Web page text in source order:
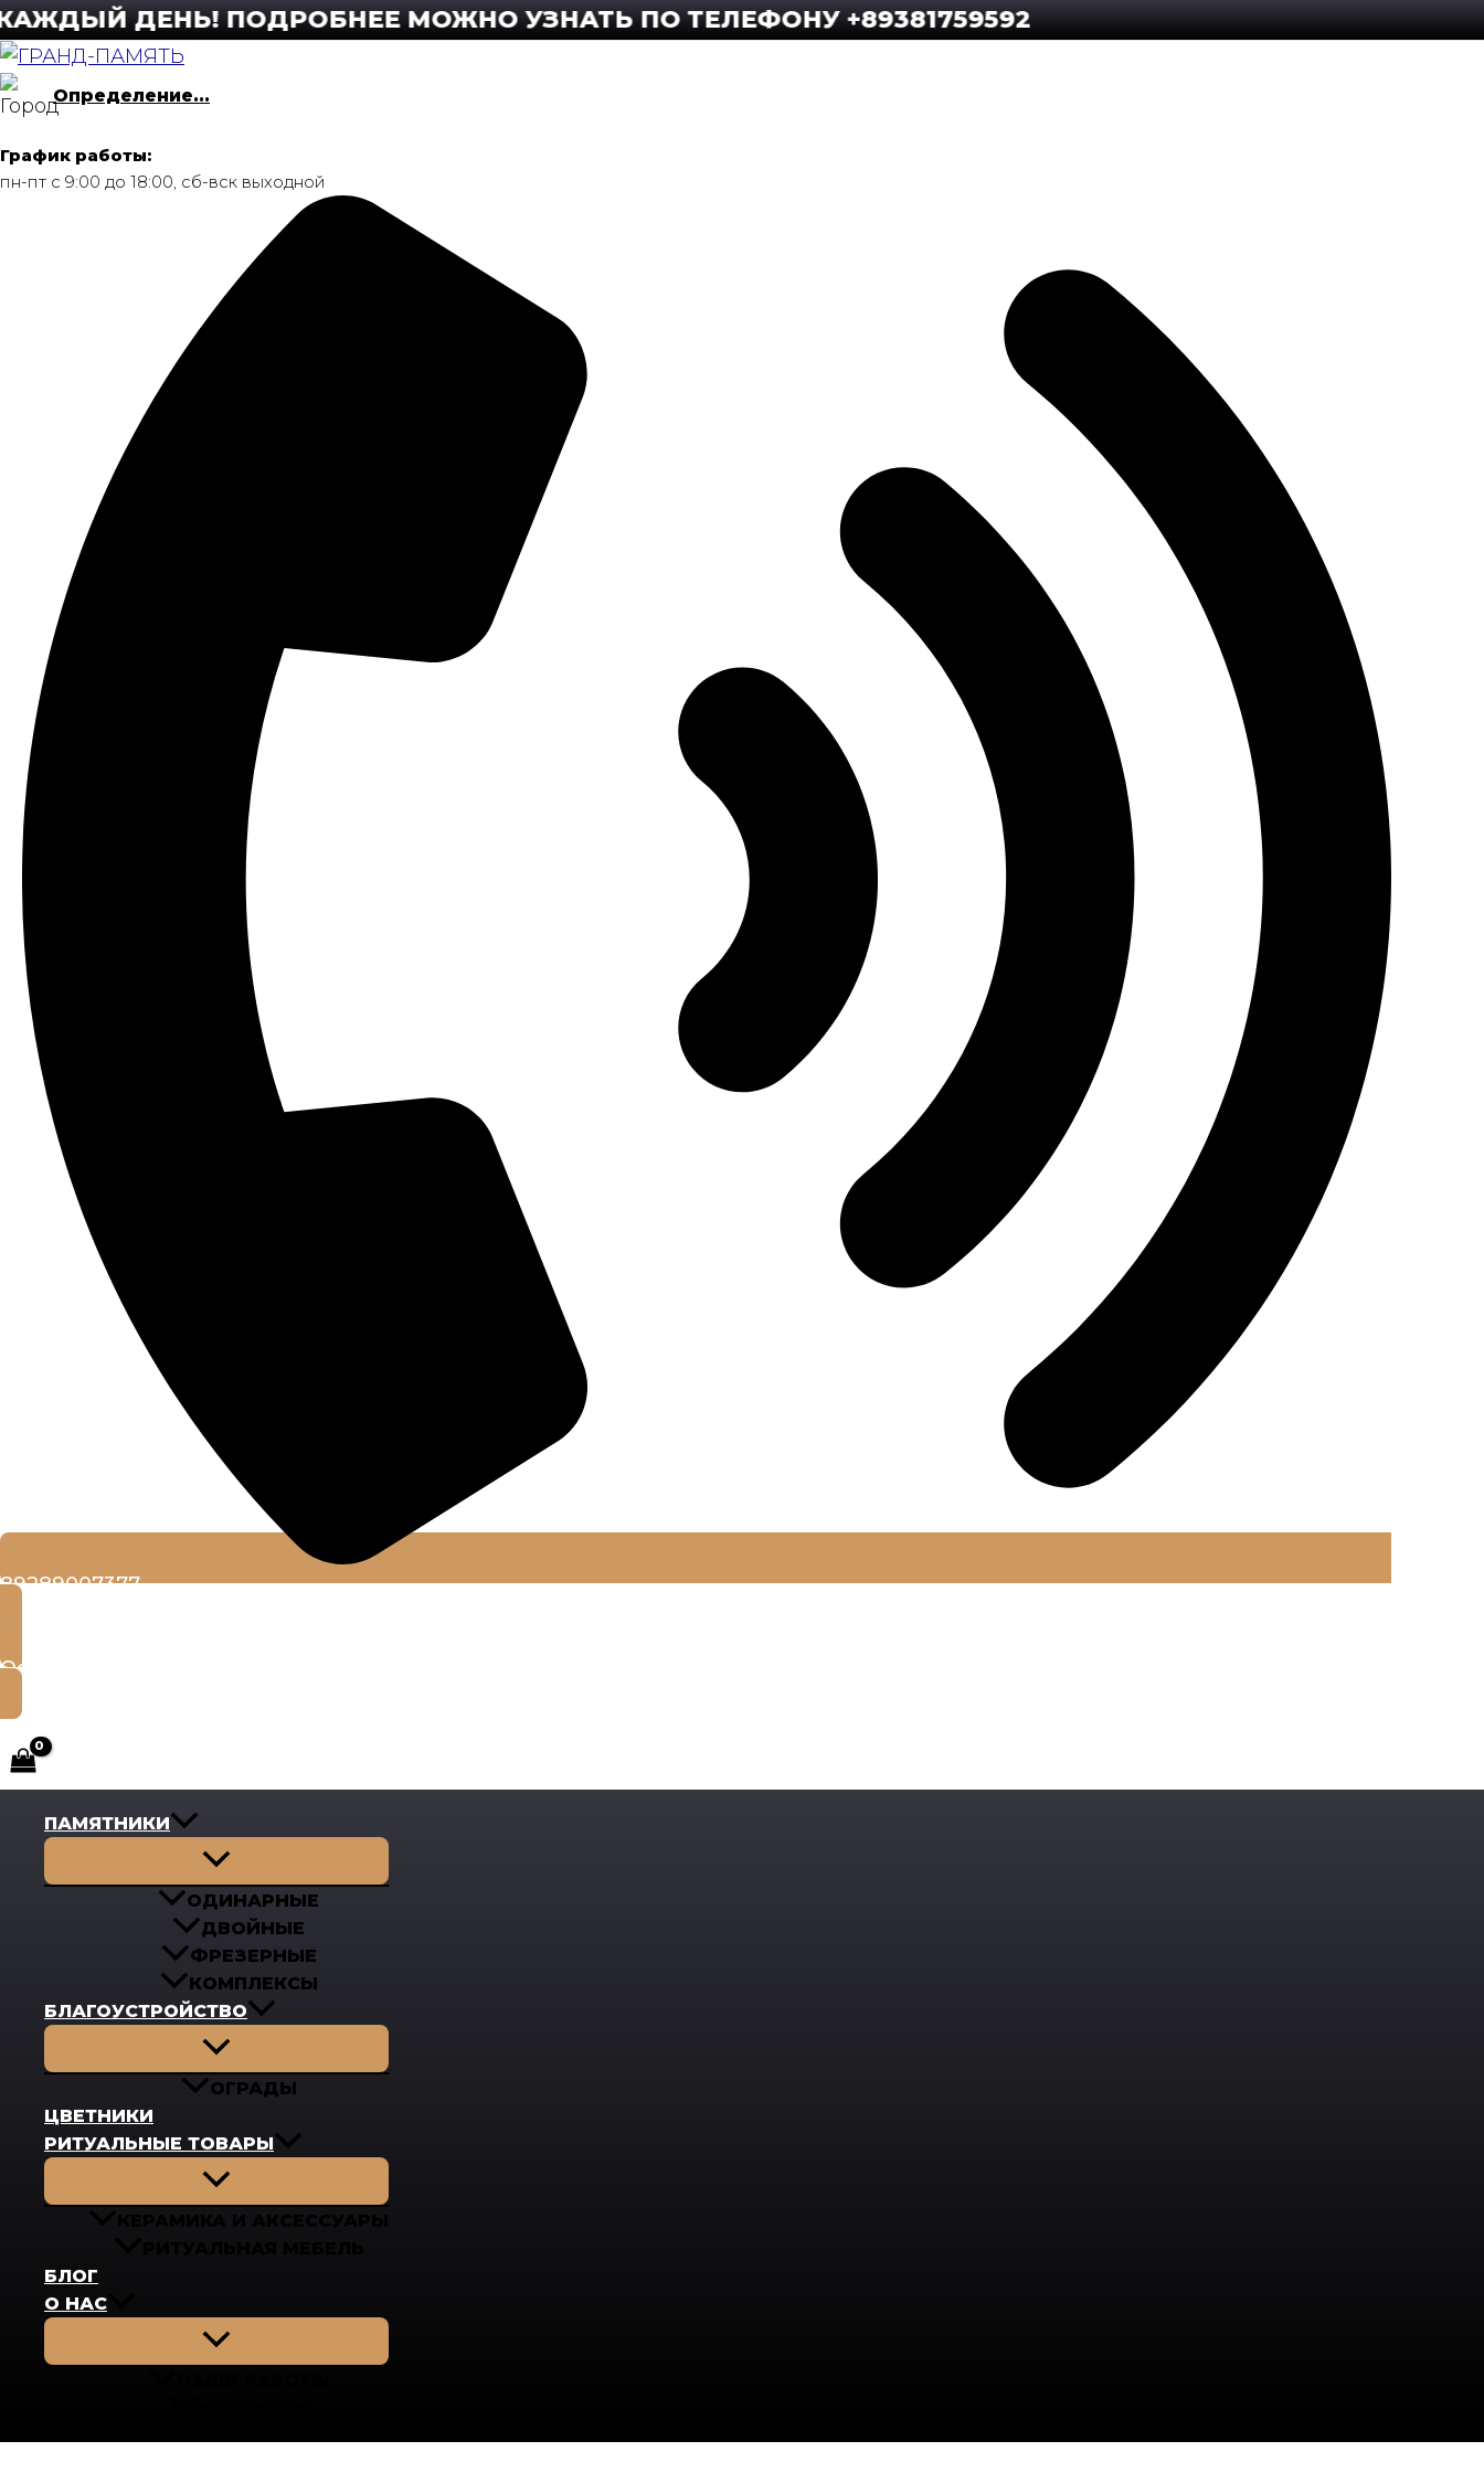
Перейти
к
содержимому
ДЕНЬ! ПОДРОБНЕЕ МОЖНО УЗНАТЬ ПО ТЕЛЕФОНУ +89381759592
Определение...
График работы:
пн-пт с 9:00 до 18:00, сб-вск выходной
89289007377
Оставить заявку
ПАМЯТНИКИ
Переключатель
меню
ОДИНАРНЫЕ
ДВОЙНЫЕ
ФРЕЗЕРНЫЕ
КОМПЛЕКСЫ
БЛАГОУСТРОЙСТВО
Переключатель
меню
ОГРАДЫ
ЦВЕТНИКИ
РИТУАЛЬНЫЕ ТОВАРЫ
Переключатель
меню
БЛОГ
О НАС
Переключатель
меню